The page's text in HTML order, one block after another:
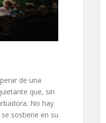
de una
que, sin
No hay
sostiene en su